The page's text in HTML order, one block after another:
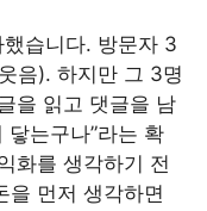
습니다. 방문자 3
음). 하지만 그 3명
을 읽고 댓글을 남
닿는구나”라는 확
화를 생각하기 전
을 먼저 생각하면